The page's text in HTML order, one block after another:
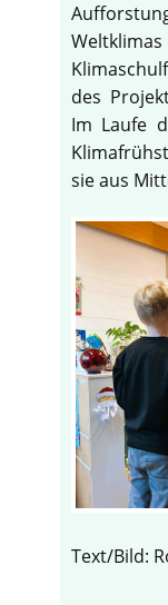
des
Im Laufe
sie aus
Text/Bild: